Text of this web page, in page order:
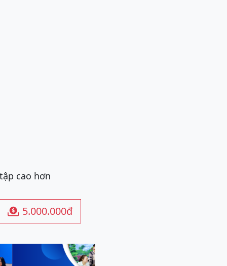
cao hơn
 5.000.000đ